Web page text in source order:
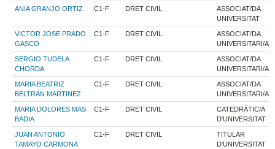
ANIA GRANJO ORTIZ C1-F DRET CIVIL
ASSOCIAT/DA
UNIVERSITAT
VICTOR JOSE PRADO
GASCO
C1-F DRET CIVIL
ASSOCIAT/DA
UNIVERSITARI/A
SERGIO TUDELA
CHORDA
C1-F DRET CIVIL
ASSOCIAT/DA
UNIVERSITARI/A
MARIA BEATRIZ
BELTRAN MARTINEZ
C1-F DRET CIVIL
ASSOCIAT/DA
UNIVERSITARI/A
MARIA DOLORES MAS
BADIA
C1-F DRET CIVIL
CATEDRÀTIC/A
D'UNIVERSITAT
JUAN ANTONIO
TAMAYO CARMONA
C1-F DRET CIVIL
TITULAR
D'UNIVERSITAT